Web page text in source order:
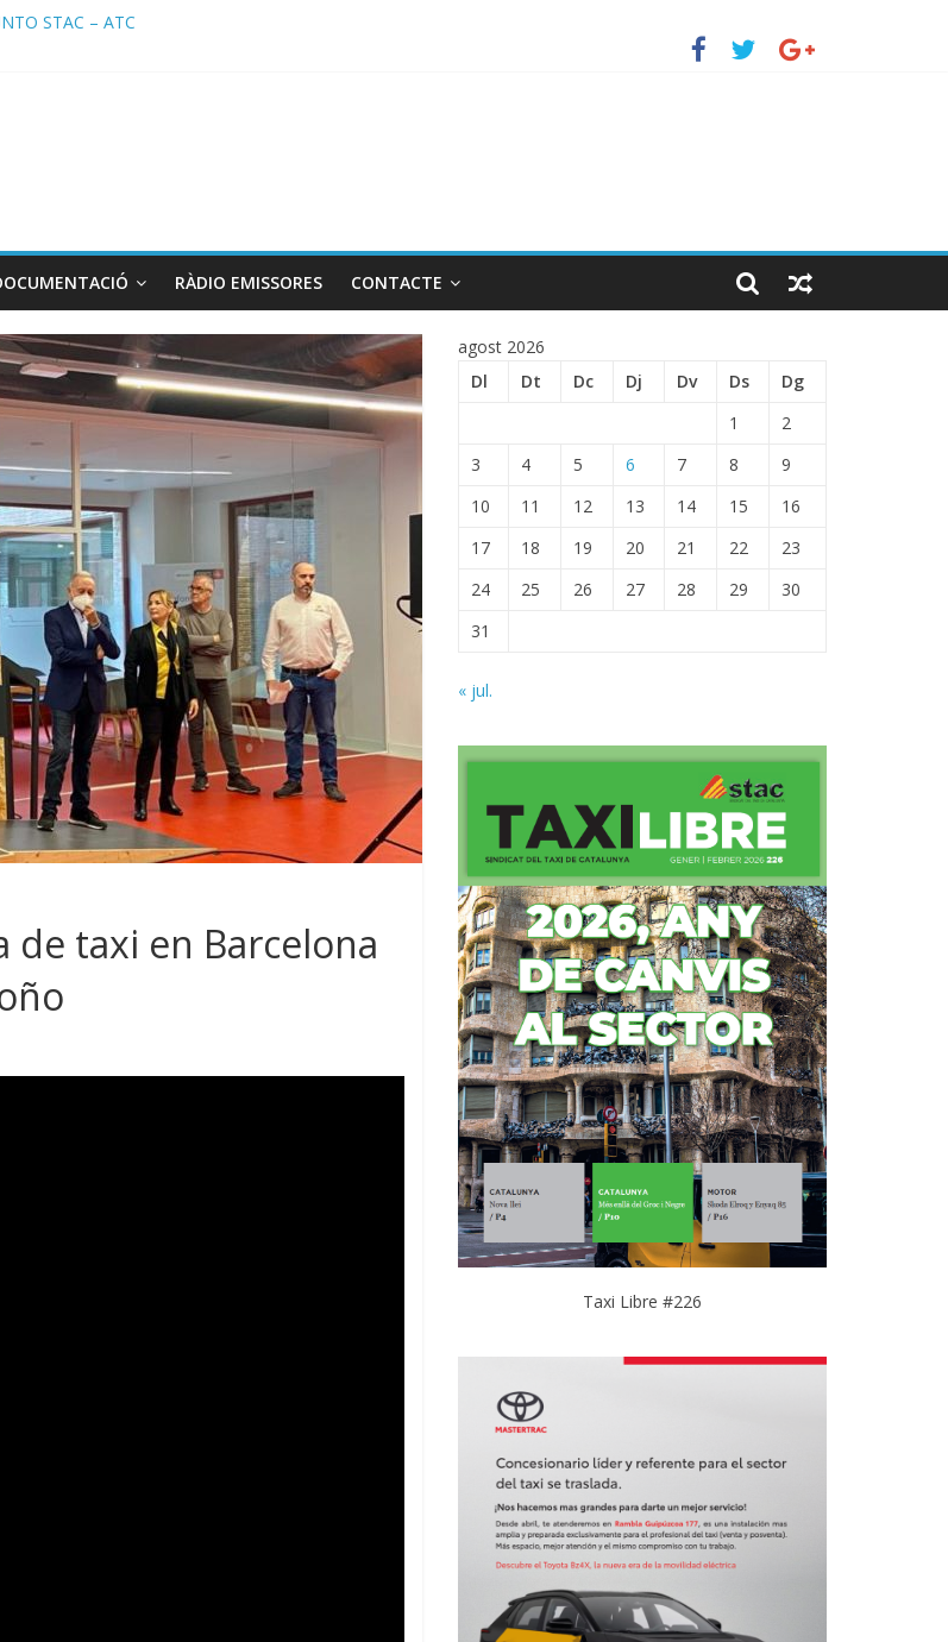
STAC – ATC
RÀDIO EMISSORES CONTACTE
de taxi en Barcelona
agost 2026
Dl
Dt Dc Dj Dv Ds
Dg
1
2
3
4 5 6 7 8
9
10
11 12 13 14 15
16
17
18 19 20 21 22
23
24
25 26 27 28 29
30
31
« jul.
Taxi Libre #226